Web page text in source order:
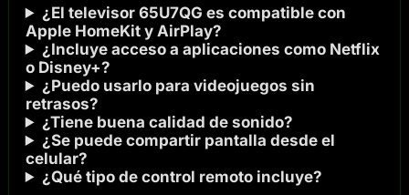
¿El televisor 65U7QG es compatible con
Apple HomeKit y AirPlay?
¿Incluye acceso a aplicaciones como Netflix
o Disney+?
¿Puedo usarlo para videojuegos sin
retrasos?
¿Tiene buena calidad de sonido?
¿Se puede compartir pantalla desde el
celular?
¿Qué tipo de control remoto incluye?